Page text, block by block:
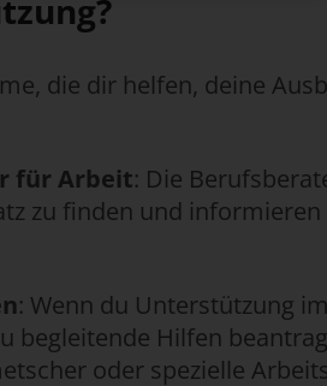
die dir helfen, deine
für Arbeit: Die
zu finden und
: Wenn du Unterstützung
begleitende Hilfen
oder spezielle